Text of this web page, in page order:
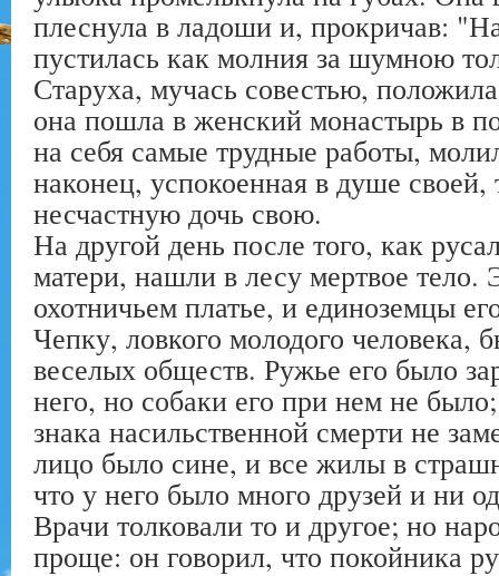
плеснула в ладоши и, прокричав:
пустилась как молния за шумною
Старуха, мучась совестью,
она пошла в женский монастырь в
на себя самые трудные работы,
наконец, успокоенная в душе своей,
несчастную дочь свою.
На другой день после того, как
матери, нашли в лесу мертвое тело.
охотничьем платье, и единоземцы
Чепку, ловкого молодого человека,
веселых обществ. Ружье его было
него, но собаки его при нем не
знака насильственной смерти не
лицо было сине, и все жилы в
что у него было много друзей и ни
Врачи толковали то и другое; но
проще: он говорил, что покойника